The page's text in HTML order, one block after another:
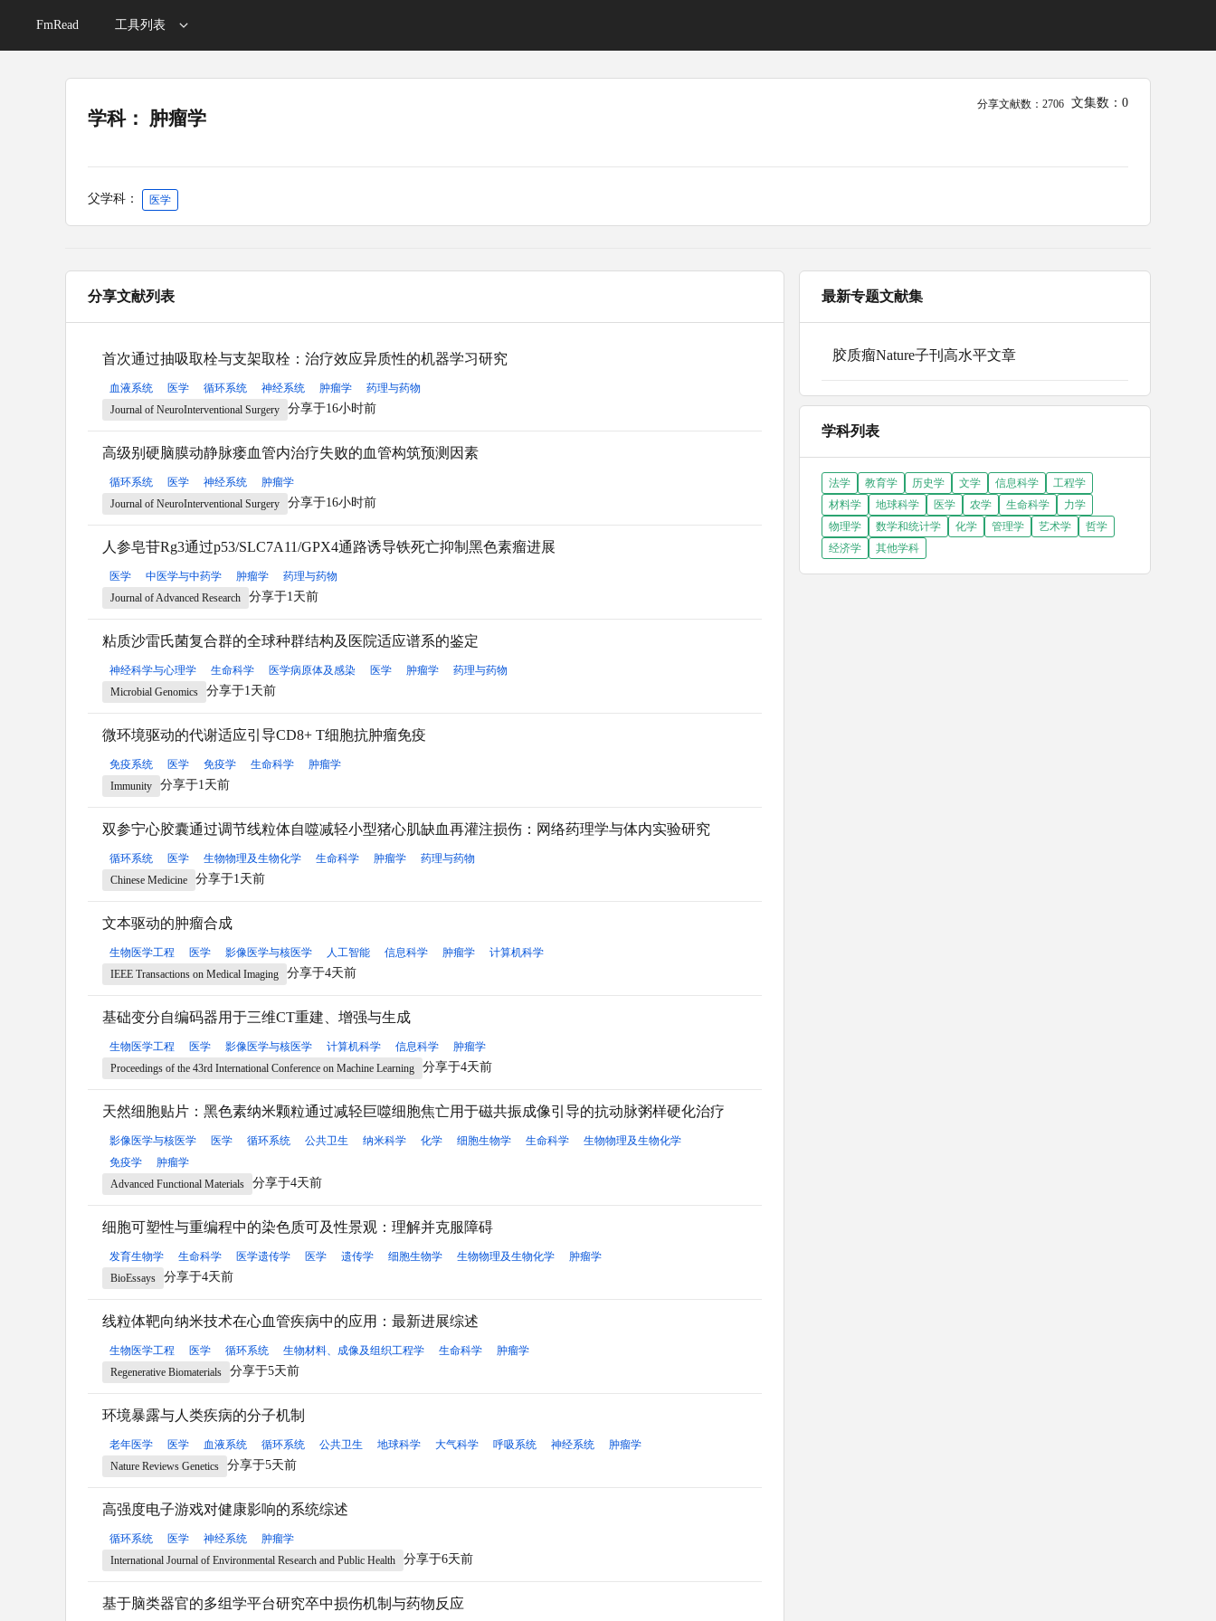
FmRead 工具列表
学科： 肿瘤学
分享文献数：2706 文集数：0
父学科： 医学
分享文献列表
首次通过抽吸取栓与支架取栓：治疗效应异质性的机器学习研究
血液系统 医学 循环系统 神经系统 肿瘤学
药理与药物
Journal of NeuroInterventional Surgery
分享于16小时前
高级别硬脑膜动静脉瘘血管内治疗失败的血管构筑预测因素
循环系统 医学 神经系统
肿瘤学
Journal of NeuroInterventional Surgery
分享于16小时前
人参皂苷Rg3通过p53/SLC7A11/GPX4通路诱导铁死亡抑制黑色素瘤进展
医学 中医学与中药学 肿瘤学
药理与药物
Journal of Advanced Research
分享于1天前
粘质沙雷氏菌复合群的全球种群结构及医院适应谱系的鉴定
神经科学与心理学 生命科学 医学病原体及感染 医学 肿瘤学
药理与药物
Microbial Genomics
分享于1天前
微环境驱动的代谢适应引导CD8+ T细胞抗肿瘤免疫
免疫系统 医学 免疫学 生命科学
肿瘤学
Immunity
分享于1天前
双参宁心胶囊通过调节线粒体自噬减轻小型猪心肌缺血再灌注损伤：网络药理学与体内实验研究
循环系统 医学 生物物理及生物化学 生命科学 肿瘤学
药理与药物
Chinese Medicine
分享于1天前
文本驱动的肿瘤合成
生物医学工程 医学 影像医学与核医学 人工智能 信息科学 肿瘤学
计算机科学
IEEE Transactions on Medical Imaging
分享于4天前
基础变分自编码器用于三维CT重建、增强与生成
生物医学工程 医学 影像医学与核医学 计算机科学 信息科学
肿瘤学
Proceedings of the 43rd International Conference on Machine Learning
分享于4天前
天然细胞贴片：黑色素纳米颗粒通过减轻巨噬细胞焦亡用于磁共振成像引导的抗动脉粥样硬化治疗
影像医学与核医学 医学 循环系统 公共卫生 纳米科学 化学 细胞生物学 生命科学
生物物理及生物化学
免疫学
肿瘤学
Advanced Functional Materials
分享于4天前
细胞可塑性与重编程中的染色质可及性景观：理解并克服障碍
发育生物学 生命科学 医学遗传学 医学 遗传学 细胞生物学 生物物理及生物化学
肿瘤学
BioEssays
分享于4天前
线粒体靶向纳米技术在心血管疾病中的应用：最新进展综述
生物医学工程 医学 循环系统 生物材料、成像及组织工程学 生命科学
肿瘤学
Regenerative Biomaterials
分享于5天前
环境暴露与人类疾病的分子机制
老年医学 医学 血液系统 循环系统 公共卫生 地球科学 大气科学 呼吸系统 神经系统
肿瘤学
Nature Reviews Genetics
分享于5天前
高强度电子游戏对健康影响的系统综述
循环系统 医学 神经系统
肿瘤学
International Journal of Environmental Research and Public Health
分享于6天前
基于脑类器官的多组学平台研究卒中损伤机制与药物反应
最新专题文献集
胶质瘤Nature子刊高水平文章
学科列表
法学 教育学 历史学 文学 信息科学
工程学
材料学
地球科学 医学 农学 生命科学
力学
物理学
数学和统计学 化学 管理学 艺术学
哲学
经济学
其他学科